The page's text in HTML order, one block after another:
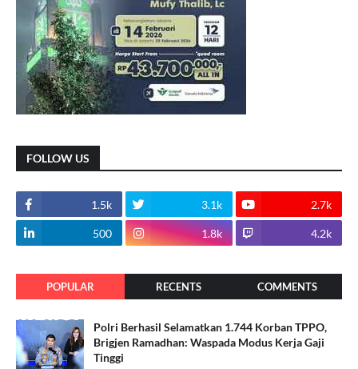
FOLLOW US
1.5k 3.1k 2.7k
500 1.8k 4.2k
POPULAR RECENTS COMMENTS
Polri Berhasil Selamatkan 1.744 Korban TPPO,
Brigjen Ramadhan: Waspada Modus Kerja Gaji
Tinggi